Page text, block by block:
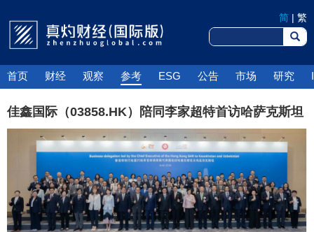
简 | 繁
首页 财经 观察 参考 ESG 公告 市场 研究
佳鑫国际（03858.HK）陪同李家超特首访哈萨克斯坦 ​